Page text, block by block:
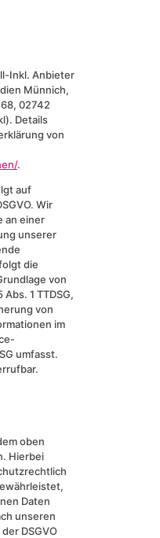
Inkl. Anbieter
Münnich,
02742
Details
von
.
auf
Wir
an einer
unserer
die
von
Abs. 1 TTDSG,
von
im
umfasst.
oben
Hierbei
Daten
unseren
DSGVO